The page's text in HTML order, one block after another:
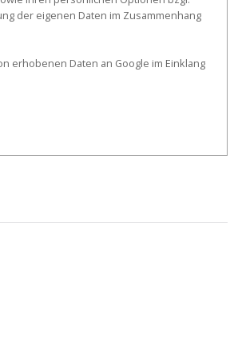
der eigenen Daten im Zusammenhang
erhobenen Daten an Google im Einklang